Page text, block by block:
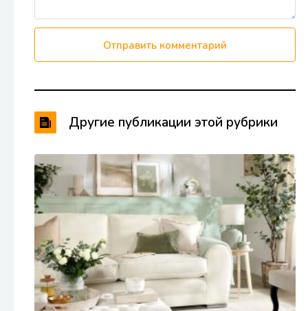
Отправить комментарий
Другие публикации этой рубрики